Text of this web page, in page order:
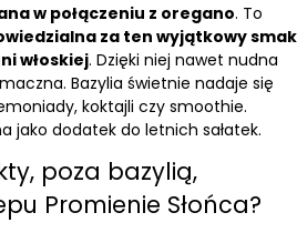
w połączeniu z oregano. To
za ten wyjątkowy smak
włoskiej. Dzięki niej nawet nudna
Bazylia świetnie nadaje się
koktajli czy smoothie.
jako dodatek do letnich sałatek.
poza bazylią,
Promienie Słońca?